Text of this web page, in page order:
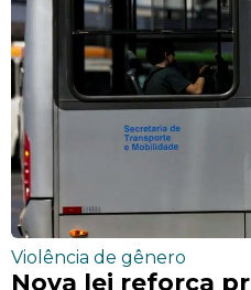
Violência de gênero
Nova lei reforça